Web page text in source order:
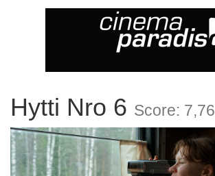
Hytti Nro 6 Score: 7,76